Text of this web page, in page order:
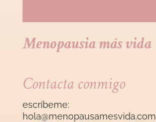
Menopausia más vida
Contacta conmigo
escríbeme:
hola@menopausamesvida.com